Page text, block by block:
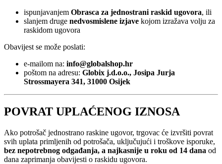
ispunjavanjem Obrasca za jednostrani raskid ugovora, ili
slanjem druge nedvosmislene izjave kojom izražava volju za
raskidom ugovora
Obavijest se može poslati:
e-mailom na: info@globalshop.hr
poštom na adresu: Globix j.d.o.o., Josipa Jurja
Strossmayera 341, 31000 Osijek
POVRAT UPLAĆENOG IZNOSA
Ako potrošač jednostrano raskine ugovor, trgovac će izvršiti povrat
svih uplata primljenih od potrošača, uključujući i troškove isporuke,
bez nepotrebnog odgađanja, a najkasnije u roku od 14 dana od
dana zaprimanja obavijesti o raskidu ugovora.